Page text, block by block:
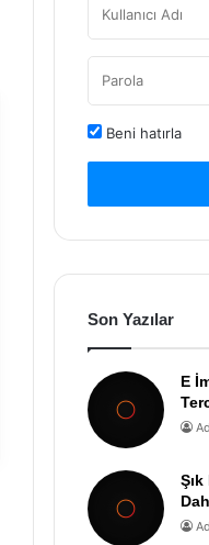
Beni hatırla
Son Yazılar
E